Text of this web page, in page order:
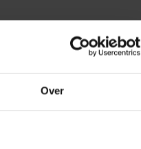
Over
(bij gebruik van 1 uur per dag)